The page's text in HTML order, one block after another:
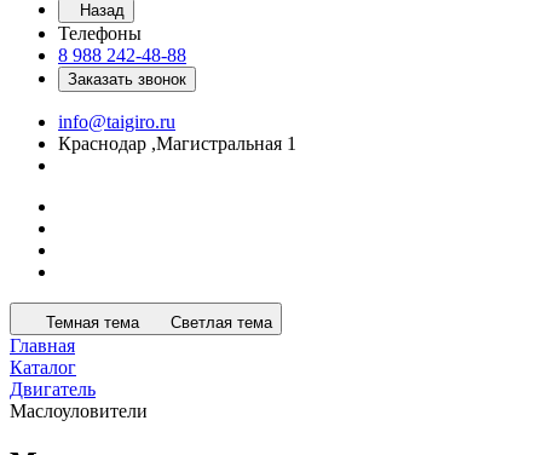
Назад
Телефоны
8 988 242-48-88
Заказать звонок
info@taigiro.ru
Краснодар ,Магистральная 1
Темная тема Светлая тема
Главная
Каталог
Двигатель
Маслоуловители